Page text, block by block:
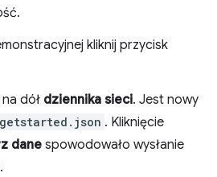
kliknij przycisk
dół dziennika sieci. Jest nowy
getstarted.json . Kliknięcie
danespowodowało wysłanie